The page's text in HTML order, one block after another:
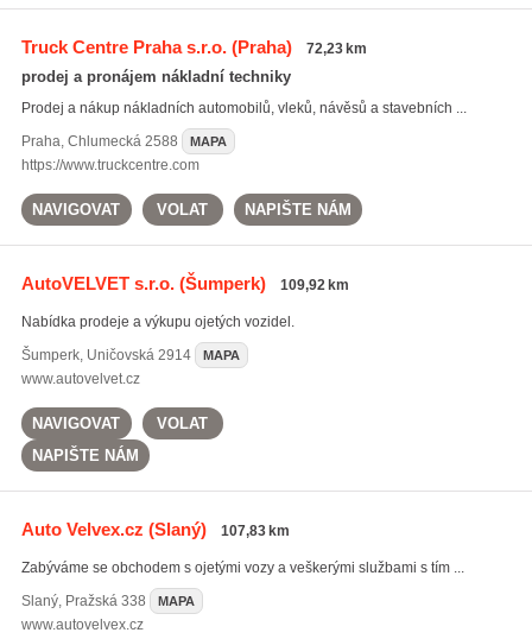
Truck Centre Praha s.r.o.(Praha) 72,23 km
prodej a pronájem nákladní techniky
Prodej a nákup nákladních automobilů, vleků, návěsů a stavebních ...
Praha, Chlumecká 2588 MAPA
https://www.truckcentre.com
NAVIGOVAT VOLAT NAPIŠTE NÁM
AutoVELVET s.r.o.(Šumperk) 109,92 km
Nabídka prodeje a výkupu ojetých vozidel.
Šumperk, Uničovská 2914 MAPA
www.autovelvet.cz
NAVIGOVAT
VOLAT
NAPIŠTE NÁM
Auto Velvex.cz (Slaný) 107,83 km
Zabýváme se obchodem s ojetými vozy a veškerými službami s tím ...
Slaný, Pražská 338 MAPA
www.autovelvex.cz